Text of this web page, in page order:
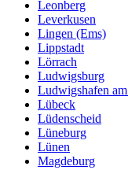
Leonberg
Leverkusen
Lingen (Ems)
Lippstadt
Lörrach
Ludwigsburg
Ludwigshafen
Lübeck
Lüdenscheid
Lüneburg
Lünen
Magdeburg